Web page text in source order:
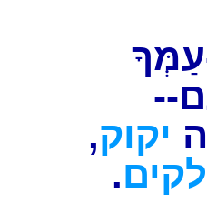
יקוק,
.